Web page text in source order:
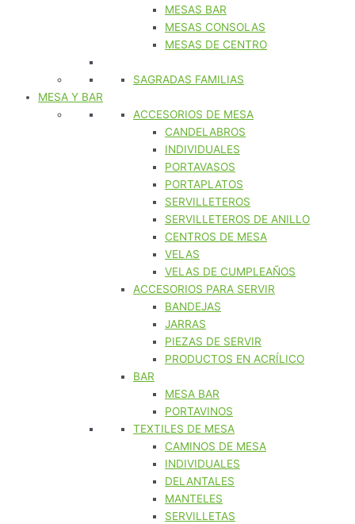
MESAS BAR
MESAS CONSOLAS
MESAS DE CENTRO
SAGRADAS FAMILIAS
MESA Y BAR
ACCESORIOS DE MESA
CANDELABROS
INDIVIDUALES
PORTAVASOS
PORTAPLATOS
SERVILLETEROS
SERVILLETEROS DE ANILLO
CENTROS DE MESA
VELAS
VELAS DE CUMPLEAÑOS
ACCESORIOS PARA SERVIR
BANDEJAS
JARRAS
PIEZAS DE SERVIR
PRODUCTOS EN ACRÍLICO
BAR
MESA BAR
PORTAVINOS
TEXTILES DE MESA
CAMINOS DE MESA
INDIVIDUALES
DELANTALES
MANTELES
SERVILLETAS